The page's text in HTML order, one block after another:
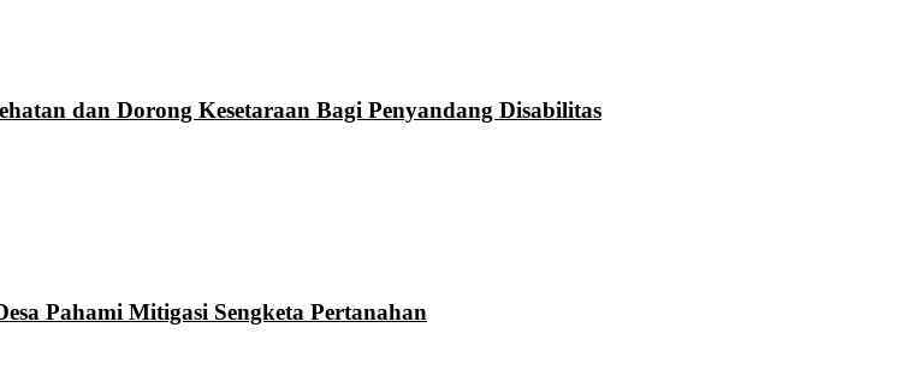
dan Dorong Kesetaraan Bagi Penyandang Disabilitas
Pahami Mitigasi Sengketa Pertanahan